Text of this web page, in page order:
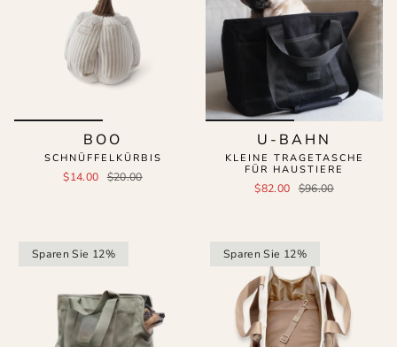
BOO
SCHNÜFFELKÜRBIS
$14.00 $20.00
U-BAHN
KLEINE TRAGETASCHE
FÜR HAUSTIERE
$82.00 $96.00
Sparen Sie 12% Sparen Sie 12%